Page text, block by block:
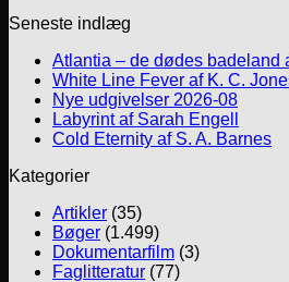
Seneste indlæg
Atlantia – de dødes badeland
White Line Fever af K. C.
Nye udgivelser 2026-08
Labyrint af Sarah Engell
Cold Eternity af S. A. Barnes
Kategorier
Artikler (35)
Bøger (1.499)
Dokumentarfilm (3)
Faglitteratur (77)